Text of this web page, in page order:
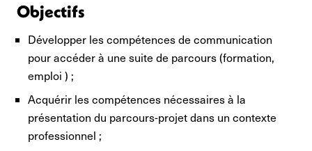
Objectifs
Développer les compétences de communication
pour accéder à une suite de parcours (formation,
emploi ) ;
Acquérir les compétences nécessaires à la
présentation du parcours-projet dans un contexte
professionnel ;